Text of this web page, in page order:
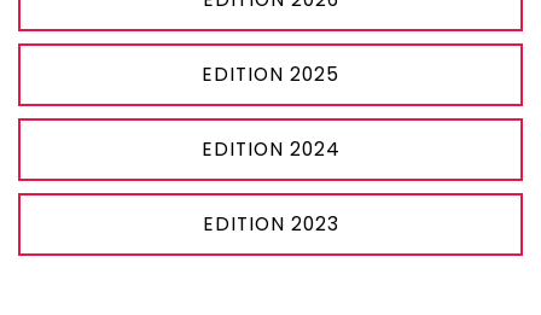
EDITION 2025
EDITION 2024
EDITION 2023